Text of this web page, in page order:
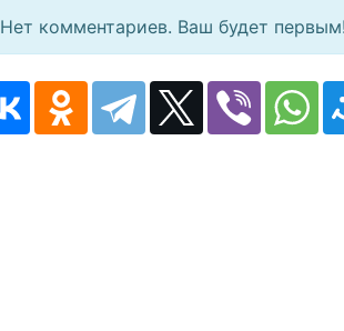
Нет комментариев. Ваш будет